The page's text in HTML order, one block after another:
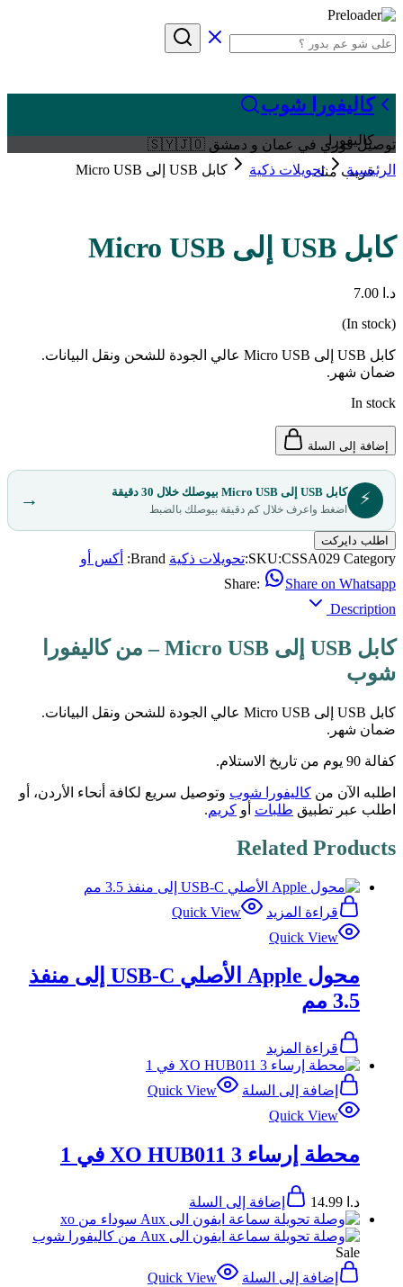
كاليفورا شوب
كاليفورا
قريب منك
توصيل فوري في عمان و دمشق 🇸🇾🇯🇴
الرئيسية
تحويلات ذكية كابل USB إلى Micro USB
كابل USB إلى Micro USB
د.ا
(In stock)
كابل USB إلى Micro USB عالي الجودة للشحن ونقل البيانات.
ضمان شهر.
In stock
إضافة إلى السلة
⚡ كابل USB إلى Micro USB بيوصلك خلال 30 دقيقة
اضغط واعرف خلال كم دقيقة بيوصلك بالضبط →
اطلب دايركت
SKU:CSSA029 Category: تحويلات ذكية Brand:
أكس أو
Share:
Share on Whatsapp
Description
كابل USB إلى Micro USB – من كاليفورا
شوب
كابل USB إلى Micro USB عالي الجودة للشحن ونقل البيانات.
ضمان شهر.
كفالة 90 يوم من تاريخ الاستلام.
اطلبه الآن من كاليفورا شوب وتوصيل سريع لكافة أنحاء الأردن، أو
اطلب عبر تطبيق طلبات أو كريم.
Related Products
قراءة المزيد
Quick View
Quick View
محول Apple الأصلي USB-C إلى منفذ
3.5 مم
قراءة المزيد
إضافة إلى السلة
Quick View
Quick View
محطة إرساء XO HUB011 3 في 1
د.ا إضافة إلى السلة
Sale
إضافة إلى السلة
Quick View